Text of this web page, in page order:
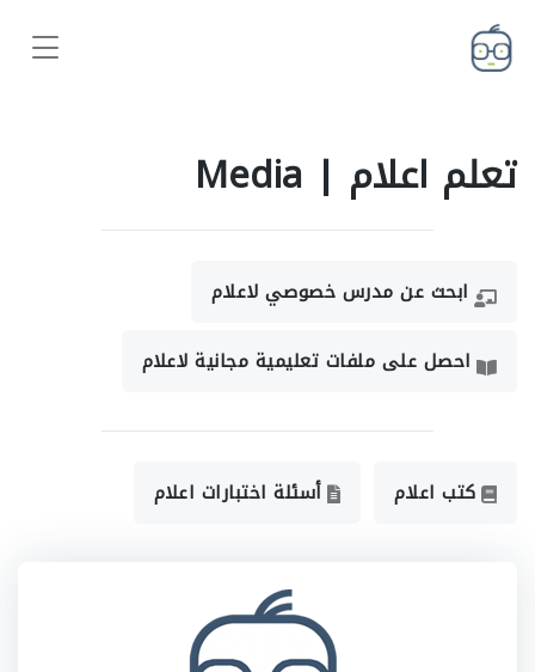
تعلم اعلام | Media
ابحث عن مدرس خصوصي لاعلام
احصل على ملفات تعليمية مجانية لاعلام
كتب اعلام أسئلة اختبارات اعلام